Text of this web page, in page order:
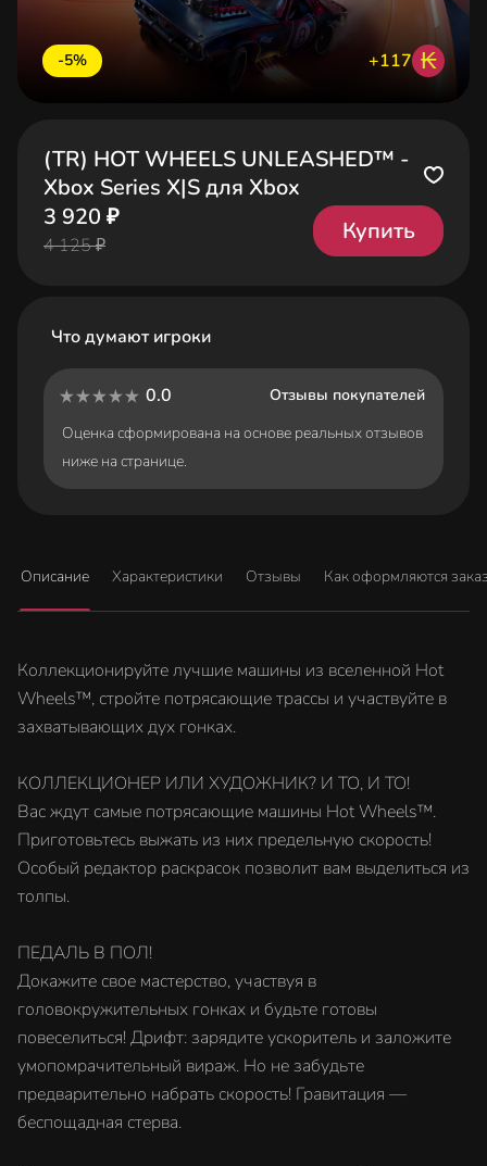
-5% +117 ₭
(TR) HOT WHEELS UNLEASHED™ -
Xbox Series X|S для Xbox
3 920 ₽
4 125 ₽
Купить
Что думают игроки
0.0
Отзывы покупателей
Оценка сформирована на основе реальных отзывов
ниже на странице.
Описание Характеристики Отзывы Как оформляются
Коллекционируйте лучшие машины из вселенной Hot
Wheels™, стройте потрясающие трассы и участвуйте в
захватывающих дух гонках.
КОЛЛЕКЦИОНЕР ИЛИ ХУДОЖНИК? И ТО, И ТО!
Вас ждут самые потрясающие машины Hot Wheels™.
Приготовьтесь выжать из них предельную скорость!
Особый редактор раскрасок позволит вам выделиться из
толпы.
ПЕДАЛЬ В ПОЛ!
Докажите свое мастерство, участвуя в
головокружительных гонках и будьте готовы
повеселиться! Дрифт: зарядите ускоритель и заложите
умопомрачительный вираж. Но не забудьте
предварительно набрать скорость! Гравитация —
беспощадная стерва.